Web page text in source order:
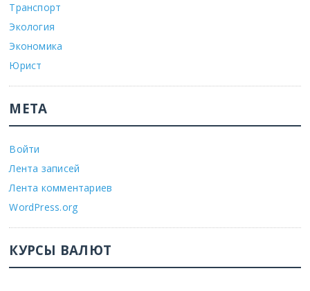
Транспорт
Экология
Экономика
Юрист
МЕТА
Войти
Лента записей
Лента комментариев
WordPress.org
КУРСЫ ВАЛЮТ